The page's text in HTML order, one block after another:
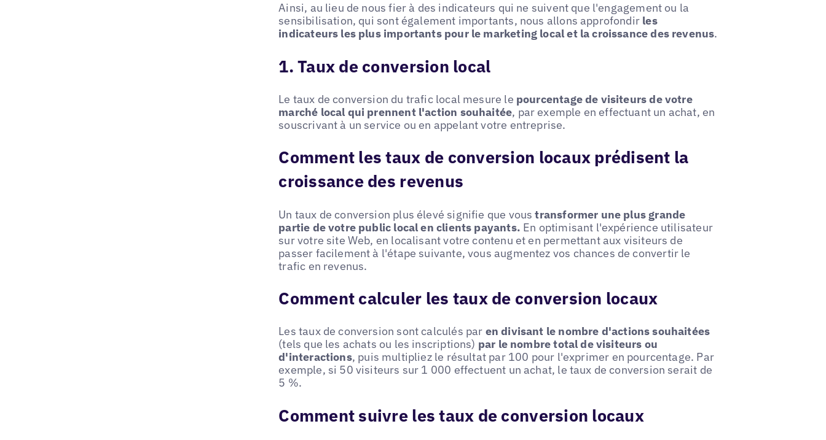
Ainsi, au lieu de nous fier à des indicateurs qui ne suivent que l'engagement ou la
sensibilisation, qui sont également importants, nous allons approfondir les
indicateurs les plus importants pour le marketing local et la croissance des revenus.
1. Taux de conversion local
Le taux de conversion du trafic local mesure le pourcentage de visiteurs de votre
marché local qui prennent l'action souhaitée, par exemple en effectuant un achat, en
souscrivant à un service ou en appelant votre entreprise.
Comment les taux de conversion locaux prédisent la
croissance des revenus
Un taux de conversion plus élevé signifie que voustransformer une plus grande
partie de votre public local en clients payants. En optimisant l'expérience utilisateur
sur votre site Web, en localisant votre contenu et en permettant aux visiteurs de
passer facilement à l'étape suivante, vous augmentez vos chances de convertir le
trafic en revenus.
Comment calculer les taux de conversion locaux
Les taux de conversion sont calculés par en divisant le nombre d'actions souhaitées
(tels que les achats ou les inscriptions) par le nombre total de visiteurs ou
d'interactions, puis multipliez le résultat par 100 pour l'exprimer en pourcentage. Par
exemple, si 50 visiteurs sur 1 000 effectuent un achat, le taux de conversion serait de
5 %.
Comment suivre les taux de conversion locaux